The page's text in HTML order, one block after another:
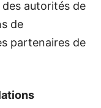
autorités de
de
partenaires de